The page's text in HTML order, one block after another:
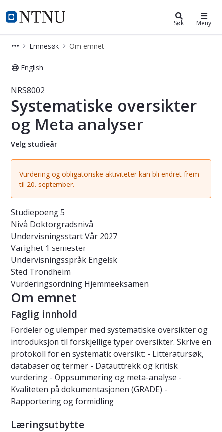
NTNU Hjemmeside
Studier Søk Meny
Emnesøk Om emnet
English
Emne - Systematiske oversikter og
NRS8002
Systematiske oversikter
og Meta analyser
Velg studieår
Vurdering og obligatoriske aktiviteter kan bli endret frem
til 20. september.
Studiepoeng5
Nivå Doktorgradsnivå
UndervisningsstartVår 2027
Varighet 1 semester
Undervisningsspråk Engelsk
Sted Trondheim
Vurderingsordning Hjemmeeksamen
Om emnet
Faglig innhold
Fordeler og ulemper med systematiske oversikter og
introduksjon til forskjellige typer oversikter. Skrive en
protokoll for en systematic oversikt: - Litteratursøk,
databaser og termer - Datauttrekk og kritisk
vurdering - Oppsummering og meta-analyse -
Kvaliteten på dokumentasjonen (GRADE) -
Rapportering og formidling
Læringsutbytte